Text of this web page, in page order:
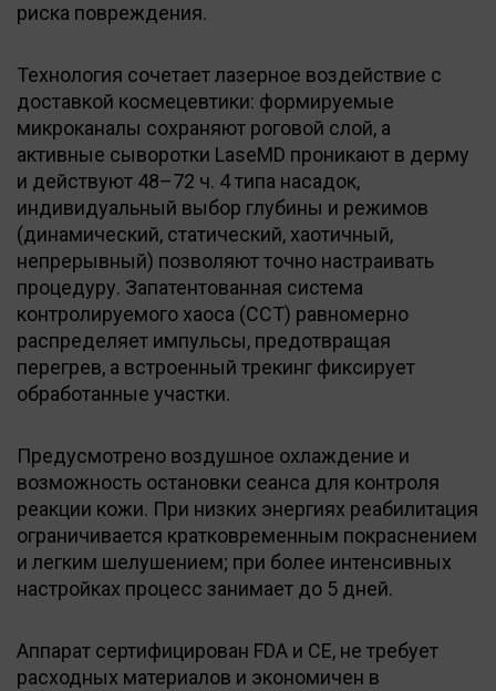
риска повреждения.
Технология сочетает лазерное воздействие с
доставкой космецевтики: формируемые
микроканалы сохраняют роговой слой, а
активные сыворотки LaseMD проникают в дерму
и действуют 48–72 ч. 4 типа насадок,
индивидуальный выбор глубины и режимов
(динамический, статический, хаотичный,
непрерывный) позволяют точно настраивать
процедуру. Запатентованная система
контролируемого хаоса (CCT) равномерно
распределяет импульсы, предотвращая
перегрев, а встроенный трекинг фиксирует
обработанные участки.
Предусмотрено воздушное охлаждение и
возможность остановки сеанса для контроля
реакции кожи. При низких энергиях реабилитация
ограничивается кратковременным покраснением
и легким шелушением; при более интенсивных
настройках процесс занимает до 5 дней.
Аппарат сертифицирован FDA и CE, не требует
расходных материалов и экономичен в